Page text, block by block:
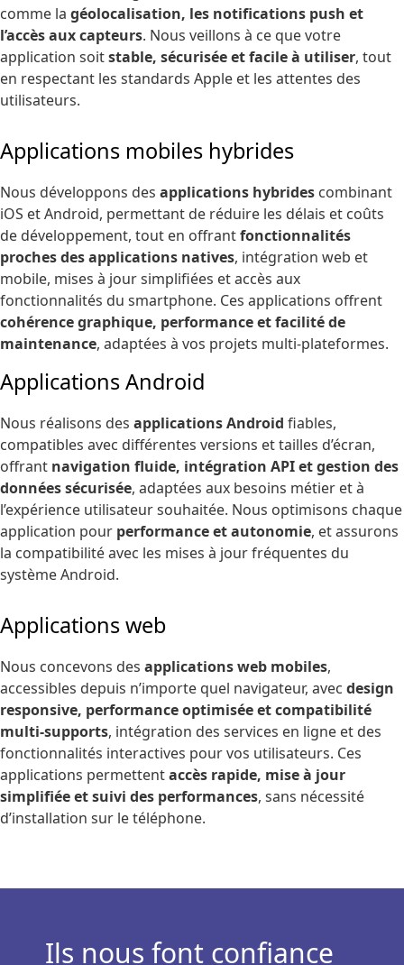
comme la géolocalisation, les notifications push et
l’accès aux capteurs. Nous veillons à ce que votre
application soitstable, sécurisée et facile à utiliser, tout
en respectant les standards Apple et les attentes des
utilisateurs.
Applications mobiles hybrides
Nous développons des applications hybrides combinant
iOS et Android, permettant de réduire les délais et coûts
de développement, tout en offrantfonctionnalités
proches des applications natives, intégration web et
mobile, mises à jour simplifiées et accès aux
fonctionnalités du smartphone. Ces applications offrent
cohérence graphique, performance et facilité de
maintenance, adaptées à vos projets multi-plateformes.
Applications Android
Nous réalisons des applications Android fiables,
compatibles avec différentes versions et tailles d’écran,
offrant navigation fluide, intégration API et gestion des
données sécurisée, adaptées aux besoins métier et à
l’expérience utilisateur souhaitée. Nous optimisons chaque
application pour performance et autonomie, et assurons
la compatibilité avec les mises à jour fréquentes du
système Android.
Applications web
Nous concevons des applications web mobiles,
accessibles depuis n’importe quel navigateur, avec design
responsive, performance optimisée et compatibilité
multi-supports, intégration des services en ligne et des
fonctionnalités interactives pour vos utilisateurs. Ces
applications permettentaccès rapide, mise à jour
simplifiée et suivi des performances, sans nécessité
d’installation sur le téléphone.
Ils nous font confiance